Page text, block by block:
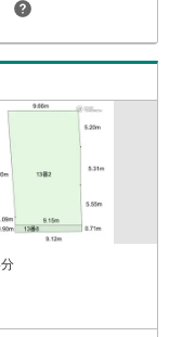
くのお客様に信頼と
心」これからもこの
せて頂きます。株
区段原日出2丁目2-